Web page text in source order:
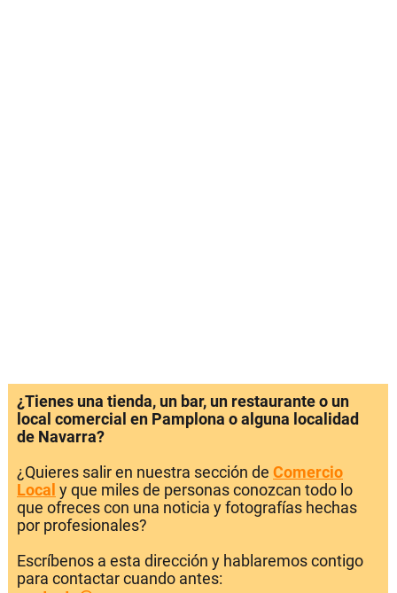
¿Tienes una tienda, un bar, un restaurante o un
local comercial en Pamplona o alguna localidad
de Navarra?
¿Quieres salir en nuestra sección de Comercio
Local y que miles de personas conozcan todo lo
que ofreces con una noticia y fotografías hechas
por profesionales?
Escríbenos a esta dirección y hablaremos contigo
para contactar cuando antes: